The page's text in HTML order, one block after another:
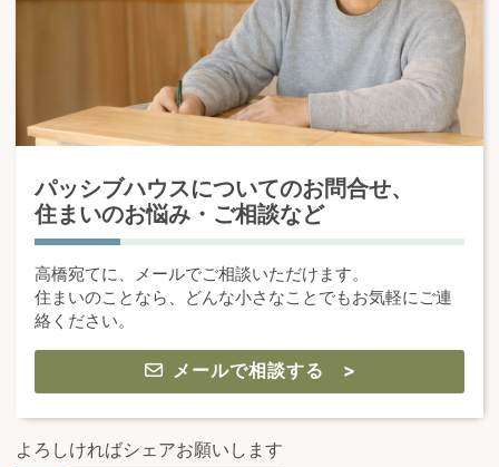
パッシブハウスについてのお問合せ、
住まいのお悩み・ご相談など
高橋宛てに、メールでご相談いただけます。
住まいのことなら、どんな小さなことでもお気軽にご連
絡ください。
メールで相談する >
よろしければシェアお願いします